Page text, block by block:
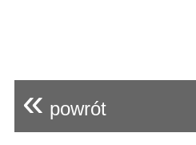
« powrót